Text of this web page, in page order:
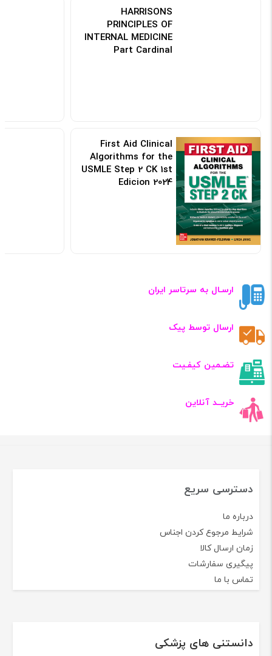
HARRISONS
PRINCIPLES OF
INTERNAL MEDICINE
Part Cardinal
First Aid Clinical
Algorithms for the
USMLE Step 2 CK 1st
Edicion 2024
ارسـال به سرتاسر ایران
ارسال توسط پیک
تضـمین کیفـیت
خریــد آنلاین
دسترسی سریع
درباره ما
شرایط مرجوع کردن اجناس
زمان ارسال کالا
پیگیری سفارشات
تماس با ما
دانستنی های پزشکی